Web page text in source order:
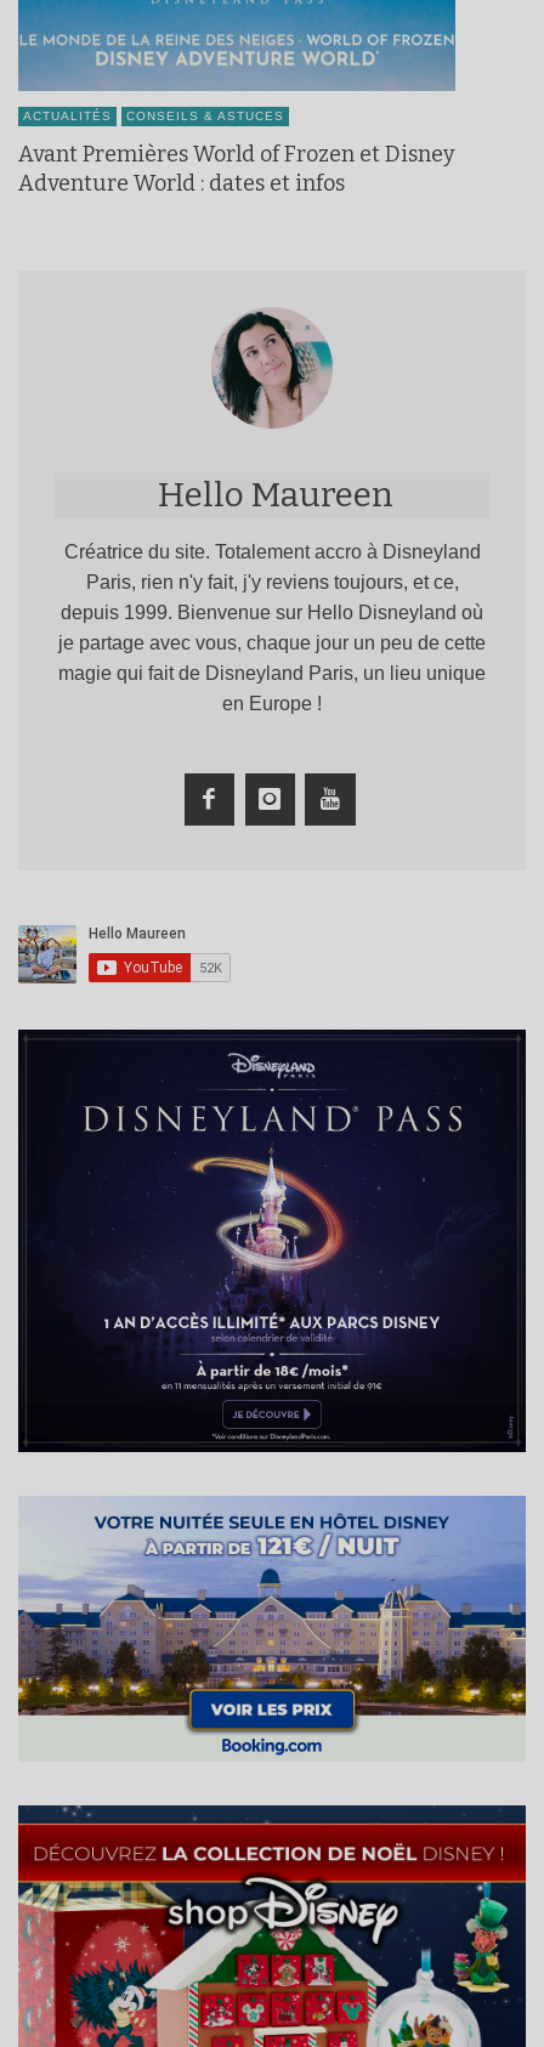
ACTUALITÉS CONSEILS & ASTUCES
Avant Premières World of Frozen et Disney
Adventure World : dates et infos
Hello Maureen
Créatrice du site. Totalement accro à Disneyland
Paris, rien n'y fait, j'y reviens toujours, et ce,
depuis 1999. Bienvenue sur Hello Disneyland où
je partage avec vous, chaque jour un peu de cette
magie qui fait de Disneyland Paris, un lieu unique
en Europe !